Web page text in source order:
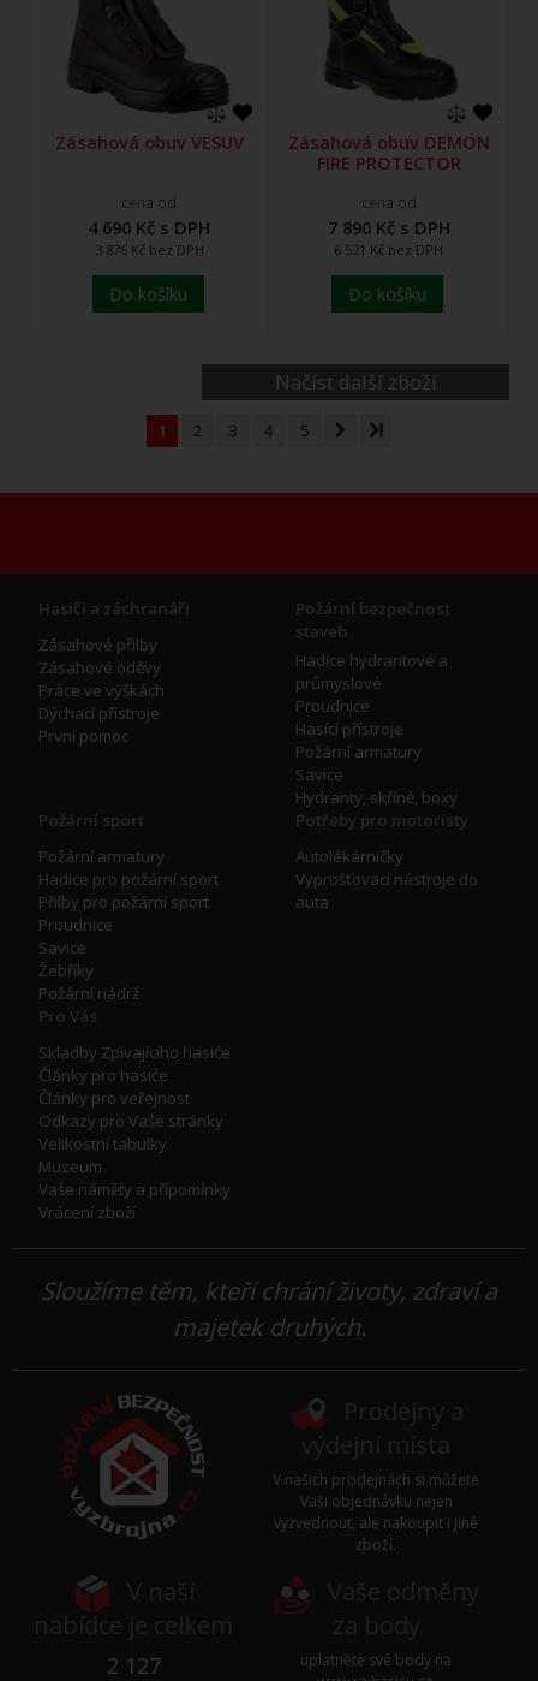
Zásahová obuv VESUV
cena od
4 690 Kč s DPH
3 876 Kč bez DPH
Do košíku
Zásahová obuv DEMON
FIRE PROTECTOR
cena od
7 890 Kč s DPH
6 521 Kč bez DPH
Do košíku
Načíst další zboží
1 2 3 4 5
Hasiči a záchranáři
Zásahové přilby
Zásahové oděvy
Práce ve výškách
Dýchací přístroje
První pomoc
Požární bezpečnost
staveb
Hadice hydrantové a
průmyslové
Proudnice
Hasící přístroje
Požární armatury
Savice
Hydranty, skříně, boxy
Požární sport
Požární armatury
Hadice pro požární sport
Přilby pro požární sport
Proudnice
Savice
Žebříky
Požární nádrž
Potřeby pro motoristy
Autolékárničky
Vyprošťovací nástroje do
auta
Pro Vás
Skladby Zpívajícího hasiče
Články pro hasiče
Články pro veřejnost
Odkazy pro Vaše stránky
Velikostní tabulky
Muzeum
Vaše náměty a přípomínky
Vrácení zboží
Sloužíme těm, kteří chrání životy, zdraví a
majetek druhých.
V našich prodejnách si můžete
Vaši objednávku nejen
vyzvednout, ale nakoupit i jiné
zboží.
2 127
uplatněte své body na